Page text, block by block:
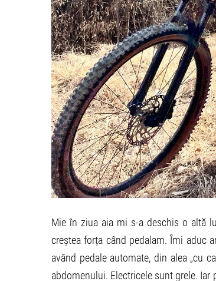
Mie în ziua aia mi s-a deschis o altă
creștea forța când pedalam. Îmi aduc
având pedale automate, din alea „cu
abdomenului. Electricele sunt grele. Iar